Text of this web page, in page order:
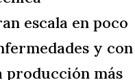
escala en poco
y con
producción más